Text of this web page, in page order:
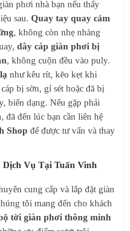
phơi nhà bạn nếu thấy
sau. Quay tay quay cảm
, không còn nhẹ nhàng
dây cáp giàn phơi bị
, không cuộn đều vào puly.
như kêu rít, kẽo kẹt khi
bị sờn, gỉ sét hoặc đã bị
biến dạng. Nếu gặp phải
đã đến lúc bạn cần liên hệ
Shop để được tư vấn và thay
Dịch Vụ Tại Tuấn Vinh
cung cấp và lắp đặt giàn
tôi mang đến cho khách
tời giàn phơi thông minh